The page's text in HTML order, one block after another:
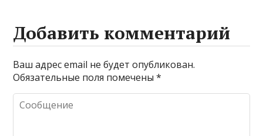
Добавить комментарий
Ваш адрес email не будет опубликован.
Обязательные поля помечены*